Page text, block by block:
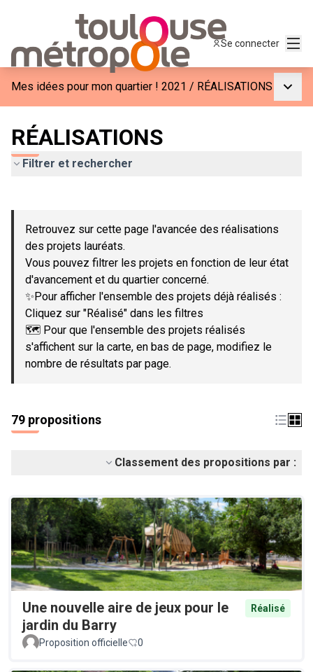
Se connecter
Mes idées pour mon quartier ! 2021 / RÉALISATIONS
RÉALISATIONS
Filtrer et rechercher
−
Retrouvez sur cette page l'avancée des réalisations
des projets lauréats.
Vous pouvez filtrer les projets en fonction de leur état
d'avancement et du quartier concerné.
✨Pour afficher l'ensemble des projets déjà réalisés :
Cliquez sur "Réalisé" dans les filtres
🗺️ Pour que l'ensemble des projets réalisés
s'affichent sur la carte, en bas de page, modifiez le
nombre de résultats par page.
79 propositions
Classement des propositions par :
Une nouvelle aire de jeux pour le
jardin du Barry
Réalisé
Proposition officielle 0